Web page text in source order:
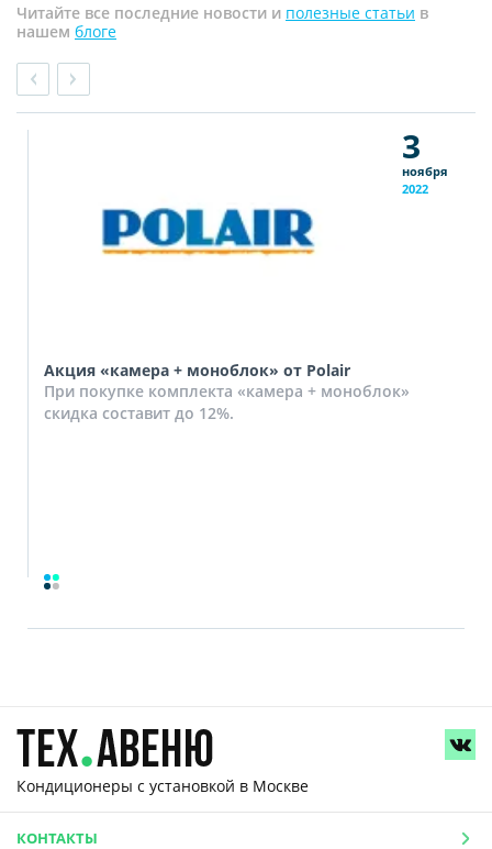
Читайте все последние новости и полезные статьи в
нашем блоге
3
ноября
2022
Акция «камера + моноблок» от Polair
При покупке комплекта «камера + моноблок»
скидка составит до 12%.
Кондиционеры с установкой в Москве
КОНТАКТЫ